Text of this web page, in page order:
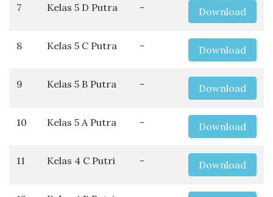
7 Kelas 5 D Putra - Download
8 Kelas 5 C Putra - Download
9 Kelas 5 B Putra - Download
10 Kelas 5 A Putra - Download
11 Kelas 4 C Putri - Download